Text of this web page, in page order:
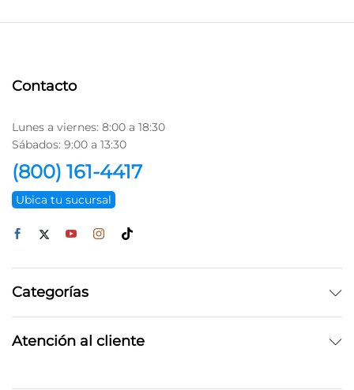
Contacto
Lunes a viernes: 8:00 a 18:30
Sábados: 9:00 a 13:30
(800) 161-4417
Ubica tu sucursal
Categorías
Atención al cliente